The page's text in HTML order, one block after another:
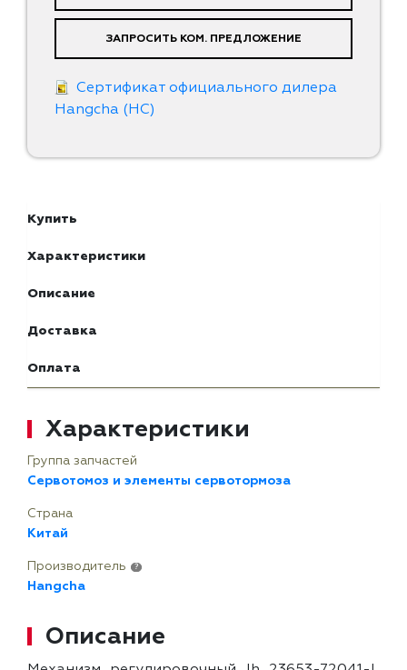
ЗАПРОСИТЬ КОМ. ПРЕДЛОЖЕНИЕ
Сертификат официального дилера
Hangcha (HC)
Купить
Характеристики
Описание
Доставка
Оплата
Характеристики
Группа запчастей
Сервотомоз и элементы сервотормоза
Страна
Китай
Производитель ?
Hangcha
Описание